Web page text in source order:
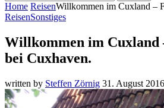
Home ReisenWillkommen im Cuxland –
ReisenSonstiges
Willkommen im Cuxland
bei Cuxhaven.
written by Steffen Zörnig 31. August 2016